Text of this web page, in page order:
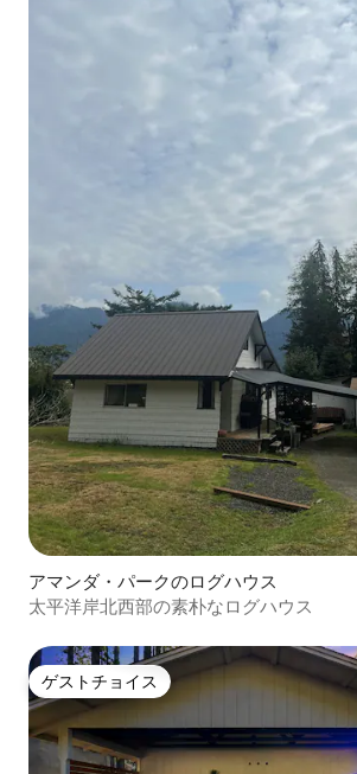
アマンダ・パークのログハウス
太平洋岸北西部の素朴なログハウス
ゲストチョイス
ゲストチョイス